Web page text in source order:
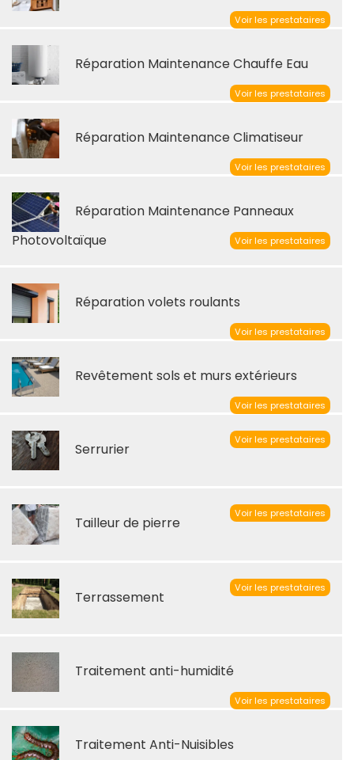
Voir les prestataires
Réparation Maintenance Chauffe Eau
Voir les prestataires
Réparation Maintenance Climatiseur
Voir les prestataires
Réparation Maintenance Panneaux
Photovoltaïque
Voir les prestataires
Réparation volets roulants
Voir les prestataires
Revêtement sols et murs extérieurs
Voir les prestataires
Serrurier
Voir les prestataires
Tailleur de pierre
Voir les prestataires
Terrassement
Voir les prestataires
Traitement anti-humidité
Voir les prestataires
Traitement Anti-Nuisibles